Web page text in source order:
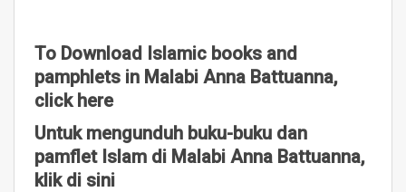
To Download Islamic books and
pamphlets in Malabi Anna Battuanna,
click here
Untuk mengunduh buku-buku dan
pamflet Islam di Malabi Anna Battuanna,
klik di sini